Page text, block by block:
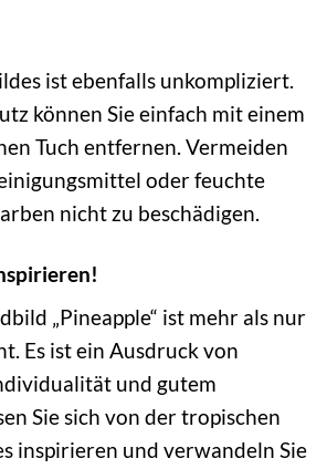
ist ebenfalls unkompliziert.
können Sie einfach mit einem
Tuch entfernen. Vermeiden
oder feuchte
nicht zu beschädigen.
„Pineapple“ ist mehr als nur
Es ist ein Ausdruck von
und gutem
Sie sich von der tropischen
inspirieren und verwandeln Sie